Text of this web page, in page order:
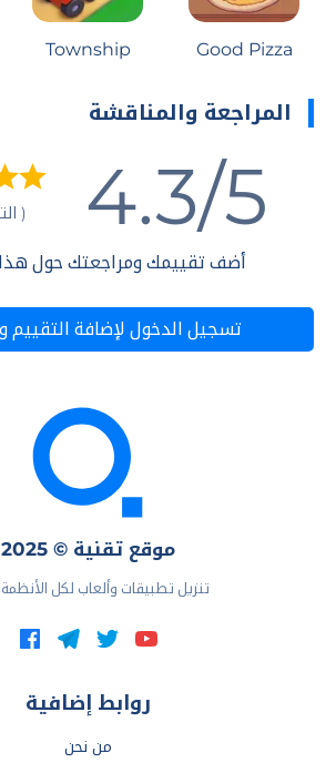
Good Pizza
Township
المراجعة والمناقشة
4.3/5
(
أضف تقييمك ومراجعتك حول
تسجيل الدخول لإضافة التقييم
موقع تقنية © 2025
تنزيل تطبيقات وألعاب لكل الأنظمة
روابط إضافية
من نحن